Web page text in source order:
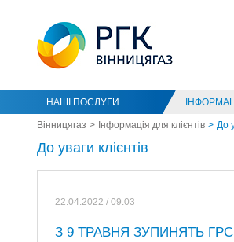
НАШІ ПОСЛУГИ
Вінницягаз Інформація для клієнтів До
До уваги клієнтів
22.04.2022 / 09:03
З 9 ТРАВНЯ ЗУПИНЯТЬ